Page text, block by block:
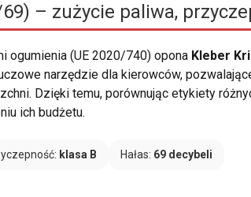
– zużycie paliwa,
ogumienia (UE 2020/740) opona Kleber
narzędzie dla kierowców,
Dzięki temu, porównując etykiety
ich budżetu.
klasa B Hałas: 69 decybeli